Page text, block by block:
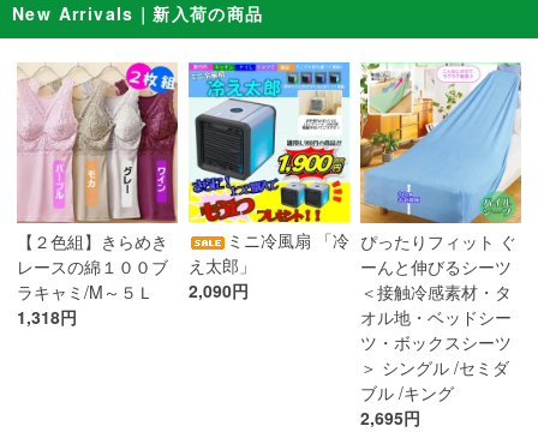
New Arrivals｜新入荷の商品
【２色組】きらめき
レースの綿１００ブ
ラキャミ/M～５Ｌ
1,318円
ミニ冷風扇 「冷
え太郎」
2,090円
ぴったりフィット ぐ
ーんと伸びるシーツ
＜接触冷感素材・タ
オル地・ベッドシー
ツ・ボックスシーツ
＞ シングル /セミダ
ブル /キング
2,695円